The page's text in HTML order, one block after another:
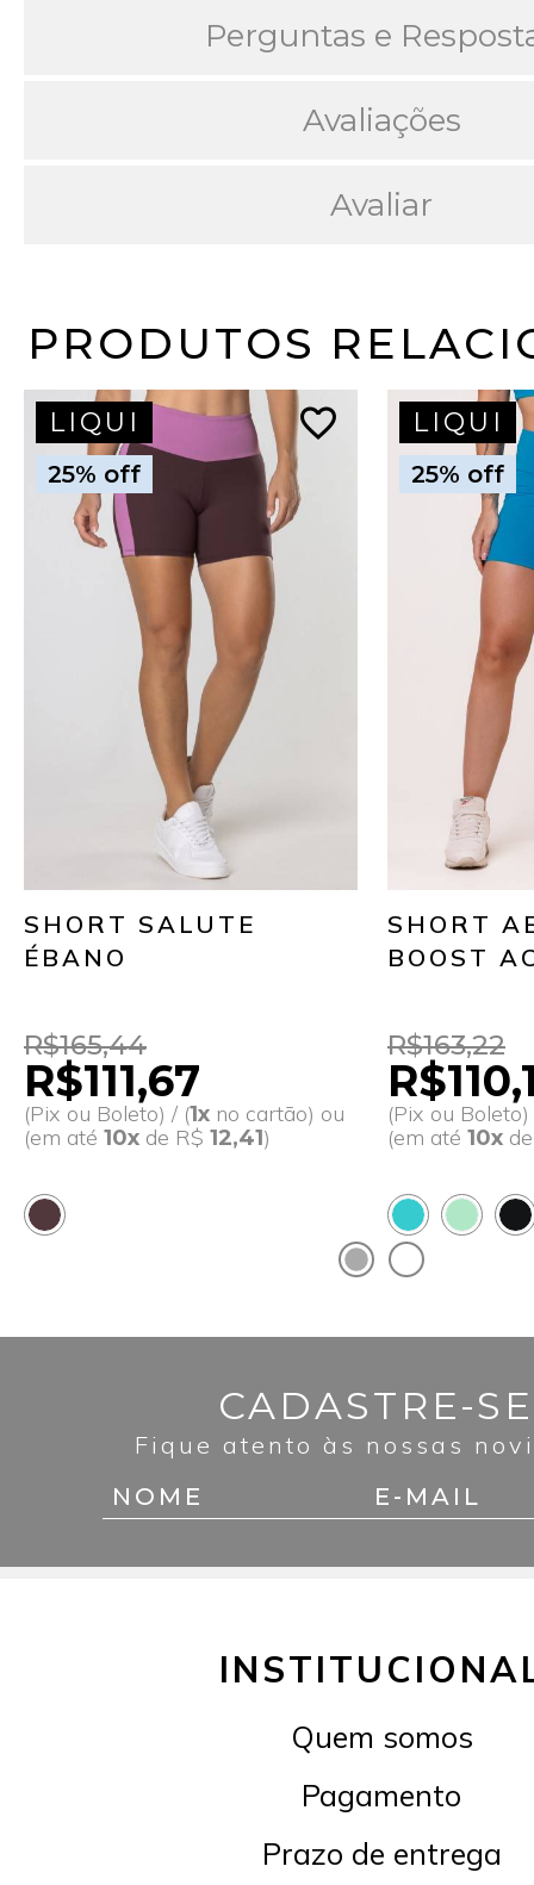
Perguntas e
Avaliações
Avaliar
PRODUTOS
LIQUI
25% off
favorite_border
SHORT SALUTE
ÉBANO
R$165,44
R$111,67
(Pix ou Boleto) / (1x no cartão) ou
(em até 10x de R$ 12,41)
LIQUI
25% off
SHORT
BOOST
R$163,22
(Pix ou Boleto)
(em até 10x
CADASTRE-
Fique atento às nossas
Quem somos
Pagamento
Prazo de entrega